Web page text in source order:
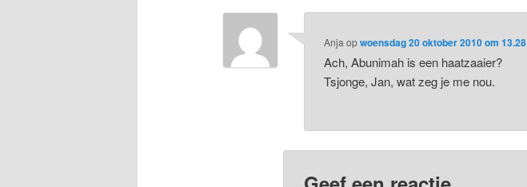
Anja opwoensdag 20 oktober 2010 om 13.28
Ach, Abunimah is een haatzaaier?
Tsjonge, Jan, wat zeg je me nou.